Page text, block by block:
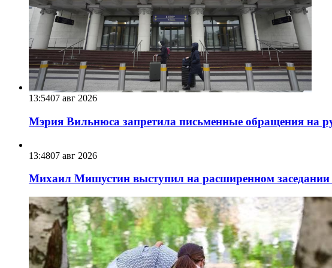
13:5407 авг 2026
Мэрия Вильнюса запретила письменные обращения на
13:4807 авг 2026
Михаил Мишустин выступил на расширенном заседании